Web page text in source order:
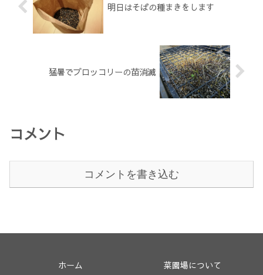
明日はそばの種まきをします
猛暑でブロッコリーの苗消滅
コメント
コメントを書き込む
ホーム
菜園場について